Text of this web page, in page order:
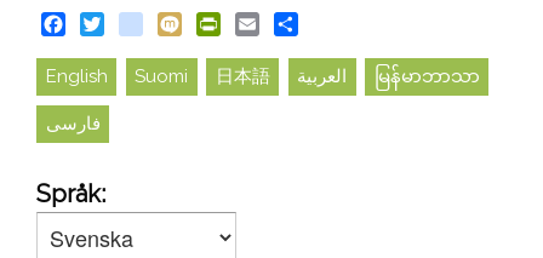
FacebookTwitterblogger_post
Mixi PrintFriendly
Email
English Suomi 日本語 العربية မြန်မာဘာသာ
فارسی
Språk: